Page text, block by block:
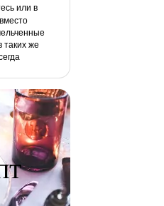
или в
таких же